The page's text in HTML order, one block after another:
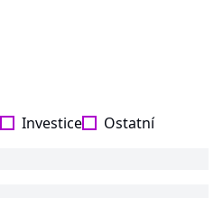
Investice Ostatní